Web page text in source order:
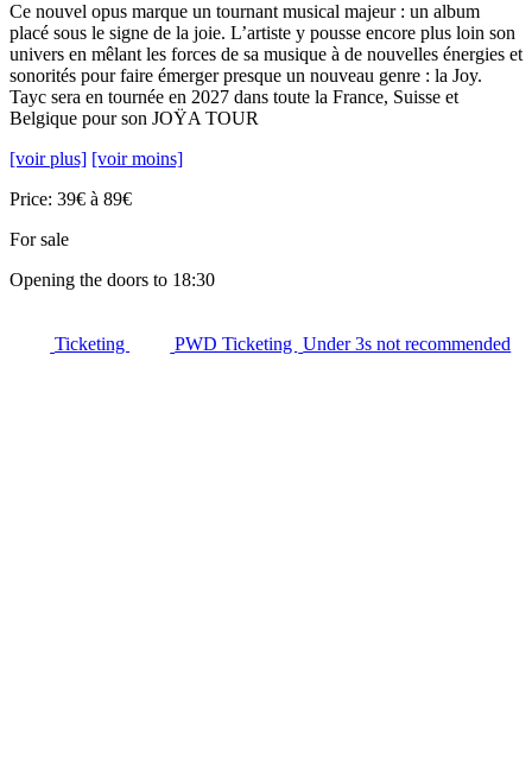
Ce nouvel opus marque un tournant musical majeur : un album
placé sous le signe de la joie. L’artiste y pousse encore plus loin son
univers en mêlant les forces de sa musique à de nouvelles énergies et
sonorités pour faire émerger presque un nouveau genre : la Joy.
Tayc sera en tournée en 2027 dans toute la France, Suisse et
Belgique pour son JOŸA TOUR
[voir plus] [voir moins]
Price: 39€ à 89€
For sale
Opening the doors to 18:30
Ticketing PWD Ticketing Under 3s not recommended